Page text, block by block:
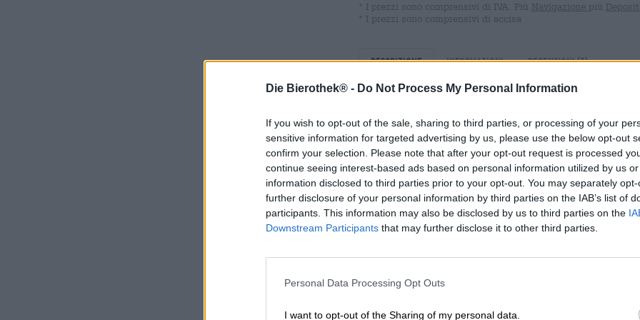
Die Bierothek® - Do Not Process My Personal Information
If you wish to opt-out of the sale, sharing to third parties, or processing of your
sensitive information for targeted advertising by us, please use the below opt-out
confirm your selection. Please note that after your opt-out request is processed
continue seeing interest-based ads based on personal information utilized by us
information disclosed to third parties prior to your opt-out. You may separately
further disclosure of your personal information by third parties on the IAB’s list of
participants. This information may also be disclosed by us to third parties on the
Downstream Participants that may further disclose it to other third parties.
Personal Data Processing Opt Outs
I want to opt-out of the Sharing of my personal data.
* I prezzi sono comprensivi di IVA. Più Navigazione più
* I prezzi sono comprensivi di accisa
Descrizione Informazioni Recensioni(3)
1 lattina di Punk IPA
1 lattina di Fake Empire
1 lattina di Hazy Jane
1 lattina di One More Minute